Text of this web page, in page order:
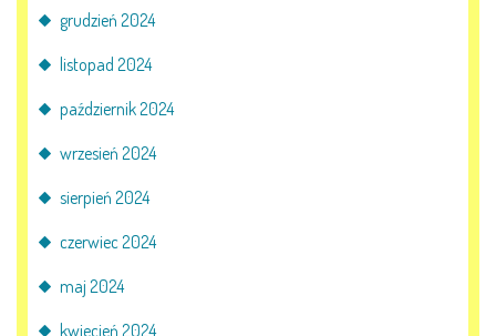
KONTAKT
grudzień 2024
listopad 2024
październik 2024
wrzesień 2024
sierpień 2024
czerwiec 2024
maj 2024
kwiecień 2024